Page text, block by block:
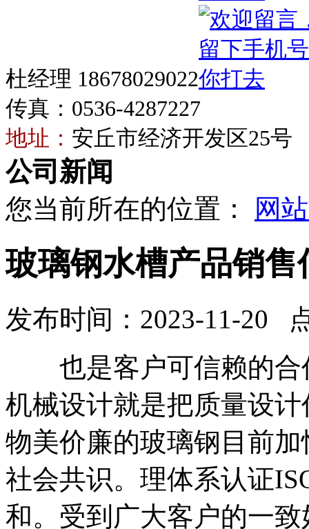
杜经理 18678029022
传真：0536-4287227
地址： 安丘市经济开发区25号
公司新闻
您当前所在的位置：
网
玻璃钢水槽产品销售
发布时间：2023-11-20
也是客户可信赖的合
机械设计就是把质量设
物美价廉的玻璃钢目前
社会共识。理体系认证
和。受到广大客户的一